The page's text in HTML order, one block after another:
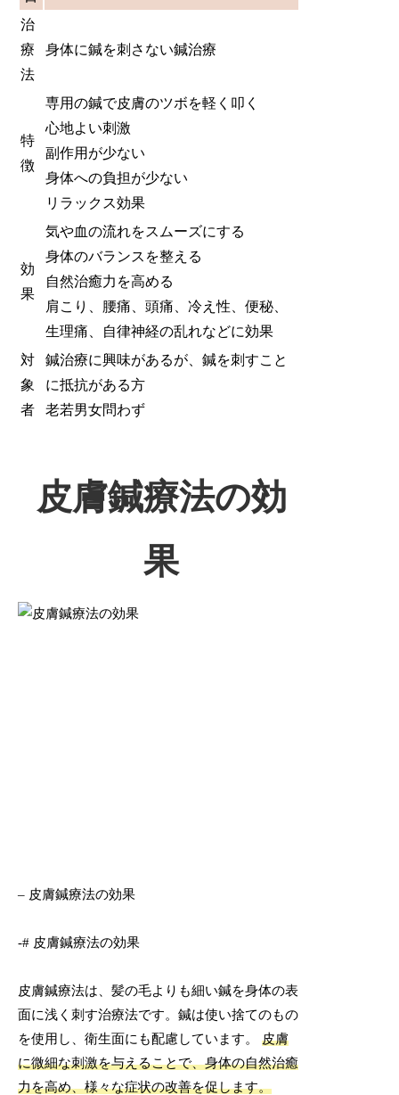
治
療
法
身体に鍼を刺さない鍼治療
特
徴
専用の鍼で皮膚のツボを軽く叩く
心地よい刺激
副作用が少ない
身体への負担が少ない
リラックス効果
効
果
気や血の流れをスムーズにする
身体のバランスを整える
自然治癒力を高める
肩こり、腰痛、頭痛、冷え性、便秘、
生理痛、自律神経の乱れなどに効果
対
象
者
鍼治療に興味があるが、鍼を刺すこと
に抵抗がある方
老若男女問わず
皮膚鍼療法の効
果
– 皮膚鍼療法の効果
-# 皮膚鍼療法の効果
皮膚鍼療法は、髪の毛よりも細い鍼を身体の表
面に浅く刺す治療法です。鍼は使い捨てのもの
を使用し、衛生面にも配慮しています。皮膚
に微細な刺激を与えることで、身体の自然治癒
力を高め、様々な症状の改善を促します。